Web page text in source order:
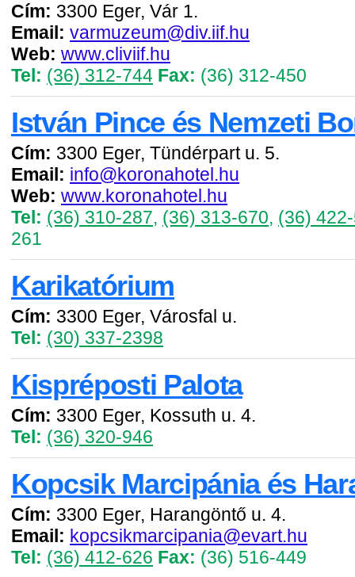
Cím: 3300 Eger, Vár 1.
Email: varmuzeum@div.iif.hu
Web: www.cliviif.hu
Tel: (36) 312-744 Fax: (36) 312-450
István Pince és Nemzeti
Cím: 3300 Eger, Tündérpart u. 5.
Email: info@koronahotel.hu
Web: www.koronahotel.hu
Tel: (36) 310-287, (36) 313-670, (36)
261
Karikatórium
Cím: 3300 Eger, Városfal u.
Tel: (30) 337-2398
Kispréposti Palota
Cím: 3300 Eger, Kossuth u. 4.
Tel: (36) 320-946
Kopcsik Marcipánia és
Cím: 3300 Eger, Harangöntő u. 4.
Email: kopcsikmarcipania@evart.hu
Tel: (36) 412-626 Fax: (36) 516-449